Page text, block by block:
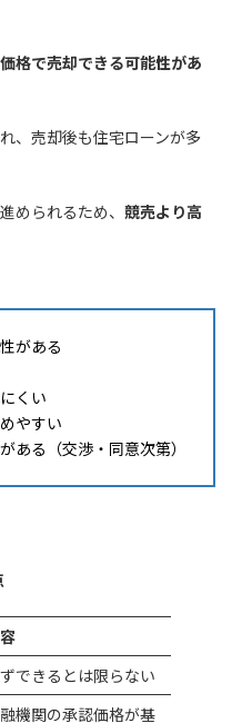
格で売却できる可能性があ
、売却後も住宅ローンが多
められるため、 競売より高
がある
くい
やすい
ある（交渉・同意次第）
できるとは限らない
機関の承認価格が基